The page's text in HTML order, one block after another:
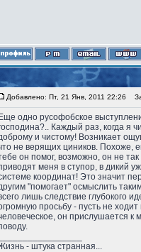
Добавлено: Пт, 21 Янв, 2011 22:26
Еще одно русофобское
Каждый раз, когда я
и чистому! Возникает
не верящих циников. Похоже,
он помог, возможно, он не
меня в ступор, в дикий
координат! Это значит
"помогает" осмыслить
лишь следствие глубокого
просьбу - пусть не
он прислушается к
- штука странная...